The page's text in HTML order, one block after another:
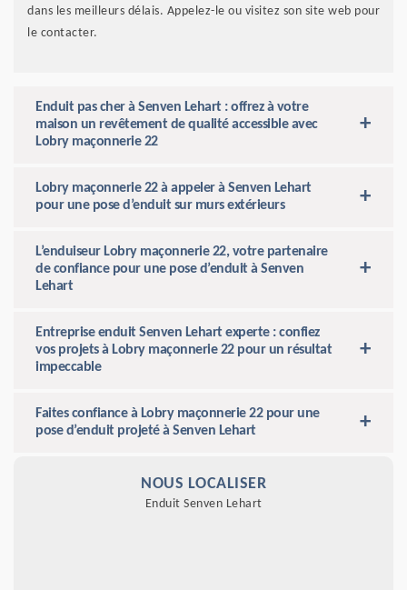
dans les meilleurs délais. Appelez-le ou visitez son site web pour
le contacter.
Enduit pas cher à Senven Lehart : offrez à votre
maison un revêtement de qualité accessible avec
Lobry maçonnerie 22
Lobry maçonnerie 22 à appeler à Senven Lehart
pour une pose d’enduit sur murs extérieurs
L’enduiseur Lobry maçonnerie 22, votre partenaire
de confiance pour une pose d’enduit à Senven
Lehart
Entreprise enduit Senven Lehart experte : confiez
vos projets à Lobry maçonnerie 22 pour un résultat
impeccable
Faites confiance à Lobry maçonnerie 22 pour une
pose d’enduit projeté à Senven Lehart
NOUS LOCALISER
Enduit Senven Lehart